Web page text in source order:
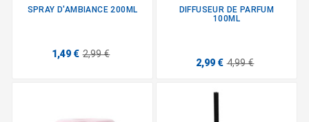
SPRAY D'AMBIANCE 200ML
1,49 € 2,99 €
DIFFUSEUR DE PARFUM
100ML
2,99 € 4,99 €